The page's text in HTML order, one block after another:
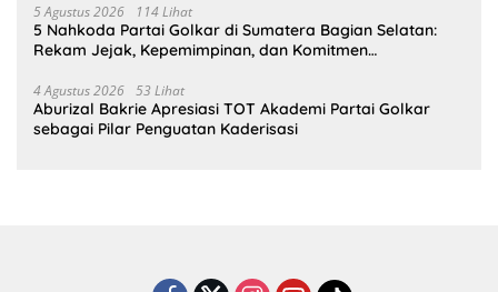
5 Agustus 2026 114 Lihat
5 Nahkoda Partai Golkar di Sumatera Bagian Selatan:
Rekam Jejak, Kepemimpinan, dan Komitmen
4 Agustus 2026 53 Lihat
Aburizal Bakrie Apresiasi TOT Akademi Partai Golkar
sebagai Pilar Penguatan Kaderisasi